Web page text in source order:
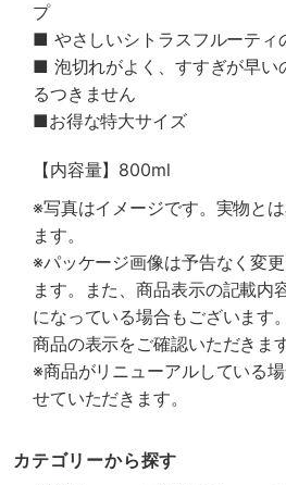
プ
■ やさしいシトラスフルーティ
■ 泡切れがよく、すすぎが早い
るつきません
■お得な特大サイズ
【内容量】800ml
※写真はイメージです。実物と
ます。
※パッケージ画像は予告なく変
ます。また、商品表示の記載内
になっている場合もございます
商品の表示をご確認いただきま
※商品がリニューアルしている
せていただきます。
カテゴリーから探す